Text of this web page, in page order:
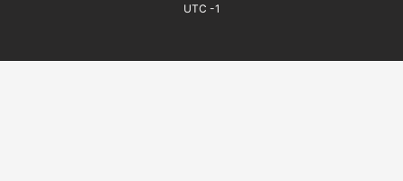
UTC -1